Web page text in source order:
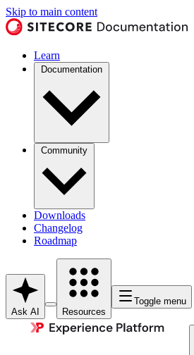
Skip to main content
Learn
Documentation
Community
Downloads
Changelog
Roadmap
Ask AI Resources
Toggle menu